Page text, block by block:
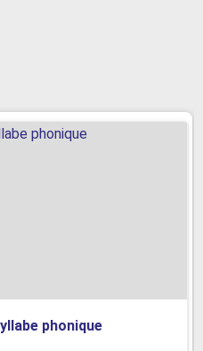
phonique